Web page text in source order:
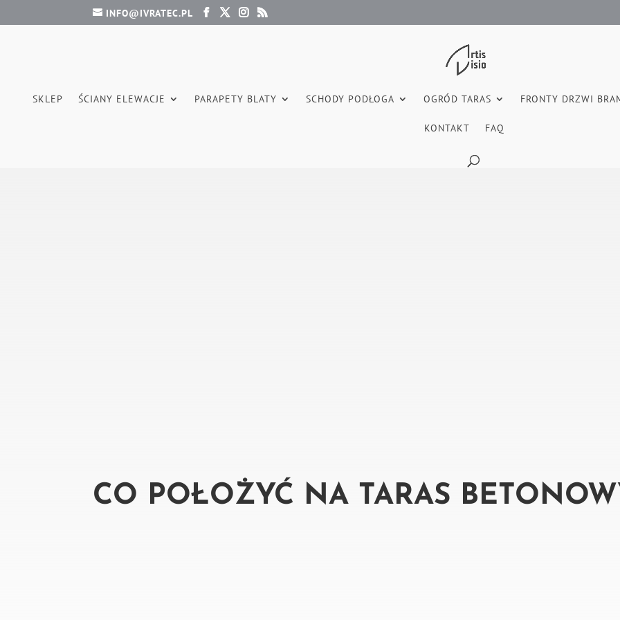
INFO@IVRATEC.PL
SKLEP ŚCIANY ELEWACJE PARAPETY BLATY SCHODY PODŁOGA OGRÓD TARAS FRONTY DRZWI
KONTAKT FAQ
CO POŁOŻYĆ NA TARAS